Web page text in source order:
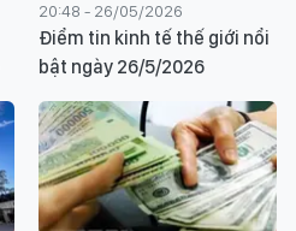
20:48 - 26/05/2026
Điểm tin kinh tế thế giới nổi
bật ngày 26/5/2026